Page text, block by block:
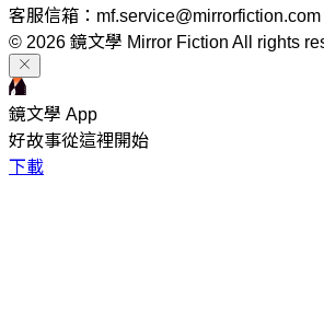
客服信箱：mf.service@mirrorfiction.com
© 2026 鏡文學 Mirror Fiction All rights
鏡文學 App
好故事從這裡開始
下載